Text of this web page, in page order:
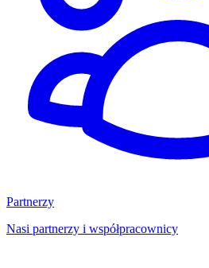
Partnerzy
Nasi partnerzy i współpracownicy